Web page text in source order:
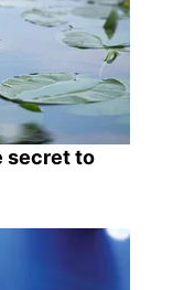
secret to